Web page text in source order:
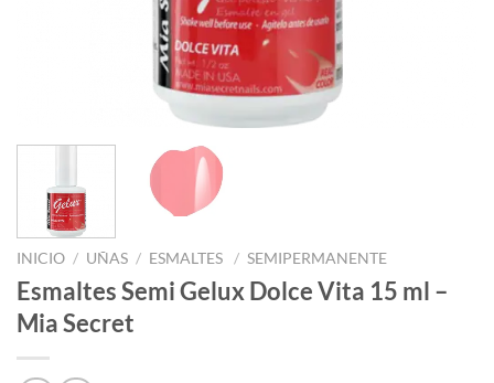
INICIO / UÑAS / ESMALTES / SEMIPERMANENTE
Esmaltes Semi Gelux Dolce Vita 15 ml –
Mia Secret